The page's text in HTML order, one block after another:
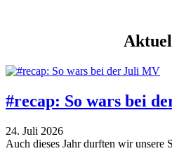
#recap: So wars bei
24. Juli 2026
Auch dieses Jahr durften wir unsere